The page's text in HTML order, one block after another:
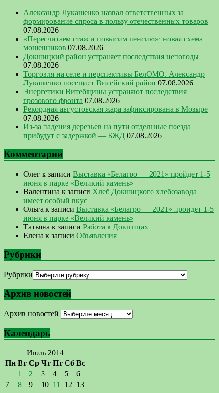
Александр Лукашенко назвал ответственных за
формирование спроса в пользу отечественных товаров
07.08.2026
«Пересчитаем стаж и повысим пенсию»: новая схема
мошенников 07.08.2026
Докшицкий район устраняет последствия непогоды
07.08.2026
Торговля на селе и перспективы БелОМО. Александр
Лукашенко посещает Вилейский район 07.08.2026
Энергетики Витебщины устраняют последствия
грозового фронта 07.08.2026
Рекордная августовская жара зафиксирована в Мозыре
07.08.2026
Из-за падения деревьев на пути отдельные поезда
прибудут с задержкой — БЖД 07.08.2026
Комментарии
Олег к записи Выставка «Белагро — 2021» пройдет 1-5
июня в парке «Великий камень»
Валентина к записи Хлеб Докшицкого хлебозавода
имеет особый вкус
Ольга к записи Выставка «Белагро — 2021» пройдет 1-5
июня в парке «Великий камень»
Татьяна к записи Работа в Докшицах
Елена к записи Объявления
Рубрики
Рубрики
Архив новостей
Архив новостей
Календарь
Июль 2014
Пн Вт Ср Чт Пт Сб Вс
1 2 3 4 5
6
7
8 9 10 11 12 13